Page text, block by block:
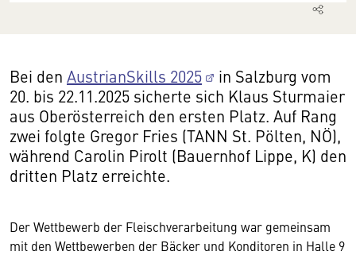
Bei den AustrianSkills 2025
in Salzburg vom
20. bis 22.11.2025 sicherte sich Klaus Sturmaier
aus Oberösterreich den ersten Platz. Auf Rang
zwei folgte Gregor Fries (TANN St. Pölten, NÖ),
während Carolin Pirolt (Bauernhof Lippe, K) den
dritten Platz erreichte.
Der Wettbewerb der Fleischverarbeitung war gemeinsam
mit den Wettbewerben der Bäcker und Konditoren in Halle 9